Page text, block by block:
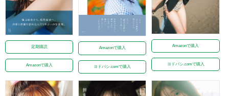
定期購読
Amazonで購入
Amazonで購入
ヨドバシ.comで購入
Amazonで購入
ヨドバシ.comで購入